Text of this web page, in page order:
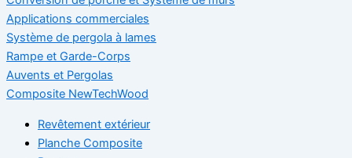
Applications commerciales
Système de pergola à lames
Rampe et Garde-Corps
Auvents et Pergolas
Composite NewTechWood
Revêtement extérieur
Planche Composite